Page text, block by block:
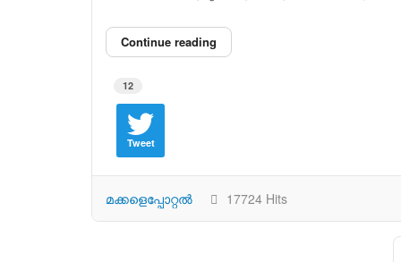
Continue reading
12
Tweet
മക്കളെപ്പോറ്റല്‍ 17724 Hits